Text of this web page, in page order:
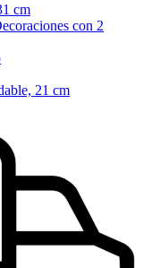
cm
con 2
21 cm